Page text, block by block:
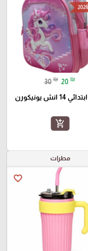
30 ₪ 20 ₪
انش يونيكورن
add_shopping_cart
مطرات
favorite_border